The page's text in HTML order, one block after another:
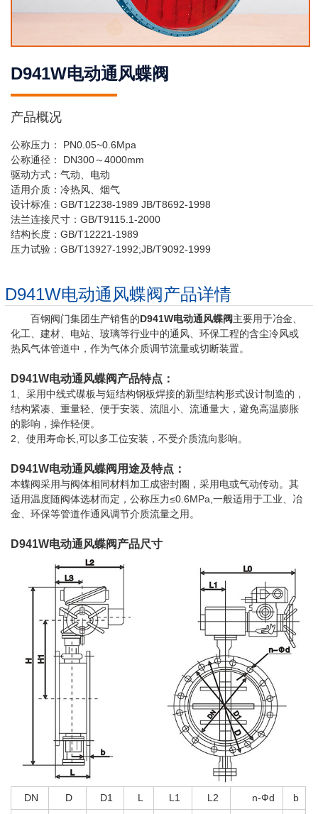
D941W电动通风蝶阀
产品概况
公称压力： PN0.05~0.6Mpa
公称通径： DN300～4000mm
驱动方式：气动、电动
适用介质：冷热风、烟气
设计标准：GB/T12238-1989 JB/T8692-1998
法兰连接尺寸：GB/T9115.1-2000
结构长度：GB/T12221-1989
压力试验：GB/T13927-1992;JB/T9092-1999
D941W电动通风蝶阀产品详情
百钢阀门集团生产销售的D941W电动通风蝶阀主要用于冶金、
化工、建材、电站、玻璃等行业中的通风、环保工程的含尘冷风或
热风气体管道中，作为气体介质调节流量或切断装置。
D941W电动通风蝶阀产品特点：
1、采用中线式碟板与短结构钢板焊接的新型结构形式设计制造的，
结构紧凑、重量轻、便于安装、流阻小、流通量大，避免高温膨胀
的影响，操作轻便。
2、使用寿命长,可以多工位安装，不受介质流向影响。
D941W电动通风蝶阀用途及特点：
本蝶阀采用与阀体相同材料加工成密封圈，采用电或气动传动。其
适用温度随阀体选材而定，公称压力≤0.6MPa,一般适用于工业、冶
金、环保等管道作通风调节介质流量之用。
D941W电动通风蝶阀产品尺寸
DN D D1 L L1 L2 n-Фd b